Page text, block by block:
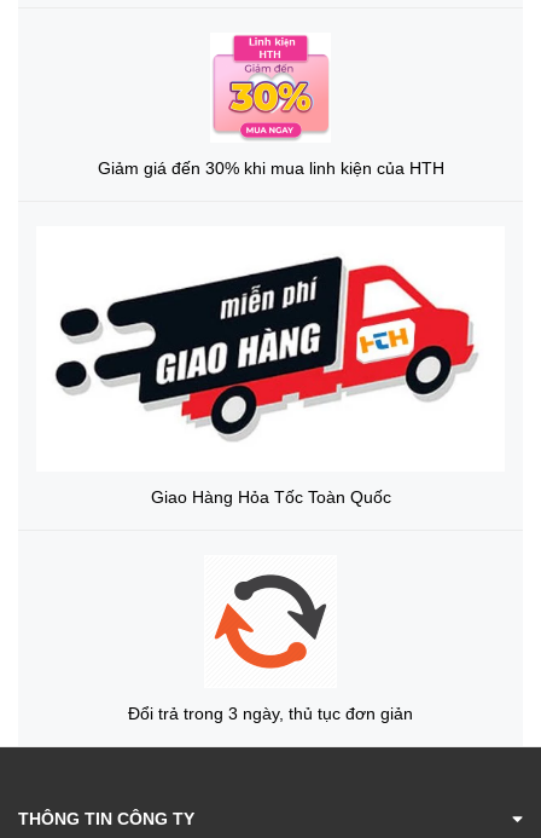
Giảm giá đến 30% khi mua linh kiện của HTH
Giao Hàng Hỏa Tốc Toàn Quốc
Đổi trả trong 3 ngày, thủ tục đơn giản
THÔNG TIN CÔNG TY